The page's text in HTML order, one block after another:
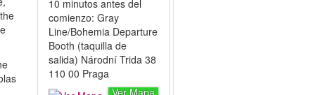
10 minutos antes del
comienzo: Gray
Line/Bohemia Departure
Booth (taquilla de
salida) Národní Trida 38
110 00 Praga
Ver Mapa